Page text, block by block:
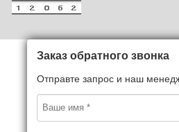
Заказ обратного звонка
Отправте запрос и наш